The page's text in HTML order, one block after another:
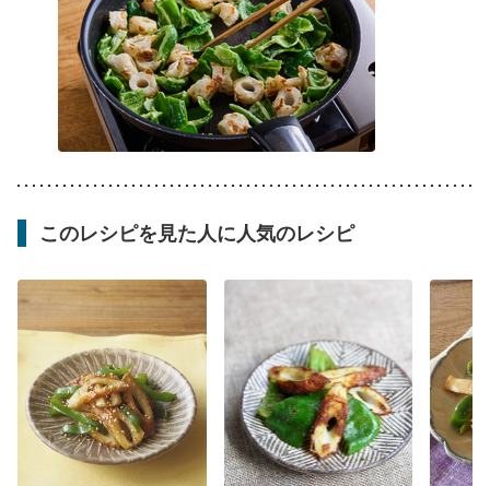
このレシピを見た人に人気のレシピ